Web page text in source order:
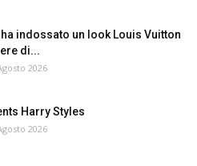
ha indossato un look Louis Vuitton
di...
2026
Harry Styles
2026